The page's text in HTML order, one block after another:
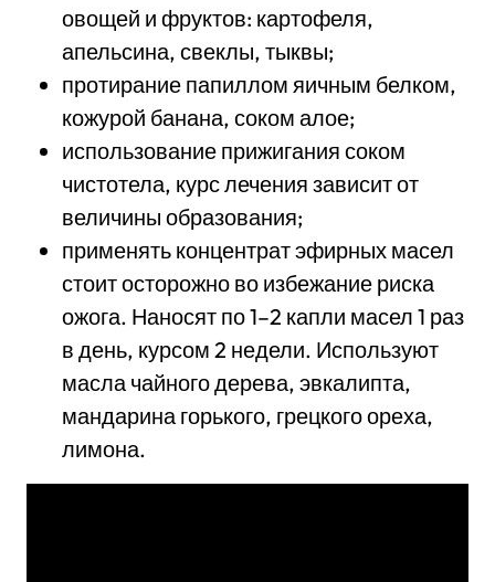
овощей и фруктов: картофеля,
апельсина, свеклы, тыквы;
протирание папиллом яичным белком,
кожурой банана, соком алое;
использование прижигания соком
чистотела, курс лечения зависит от
величины образования;
применять концентрат эфирных масел
стоит осторожно во избежание риска
ожога. Наносят по 1–2 капли масел 1 раз
в день, курсом 2 недели. Используют
масла чайного дерева, эвкалипта,
мандарина горького, грецкого ореха,
лимона.